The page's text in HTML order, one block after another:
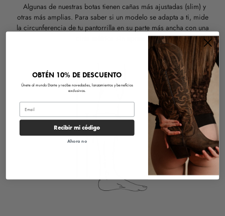
Algunas de nuestras botas tienen cañas más ajustadas (slim) y
otras más amplias. Para saber si un modelo se adapta a ti, mide
la circunferencia de tu pantorrilla en su parte más ancha con una
cinta métrica sin apretar.
OBTÉN 10% DE DESCUENTO
Únete al mundo Dante y recibe novedades, lanzamientos y beneficios
exclusivos.
Email
Recibir mi código
Ahora no